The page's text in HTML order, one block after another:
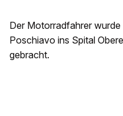
Der Motorradfahrer
Poschiavo ins Spital
gebracht.